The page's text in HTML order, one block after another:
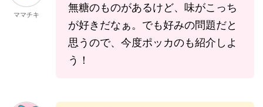
ママチキ
無糖のものがあるけど、味がこっち
が好きだなぁ。でも好みの問題だと
思うので、今度ポッカのも紹介しよ
う！